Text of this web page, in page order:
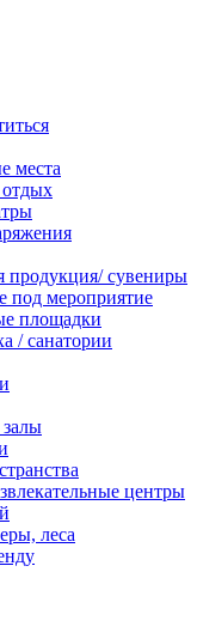
места
продукция/ сувениры
под мероприятие
площадки
/ санатории
центры
леса